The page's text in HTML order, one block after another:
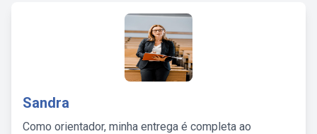
Sandra
Como orientador, minha entrega é completa ao